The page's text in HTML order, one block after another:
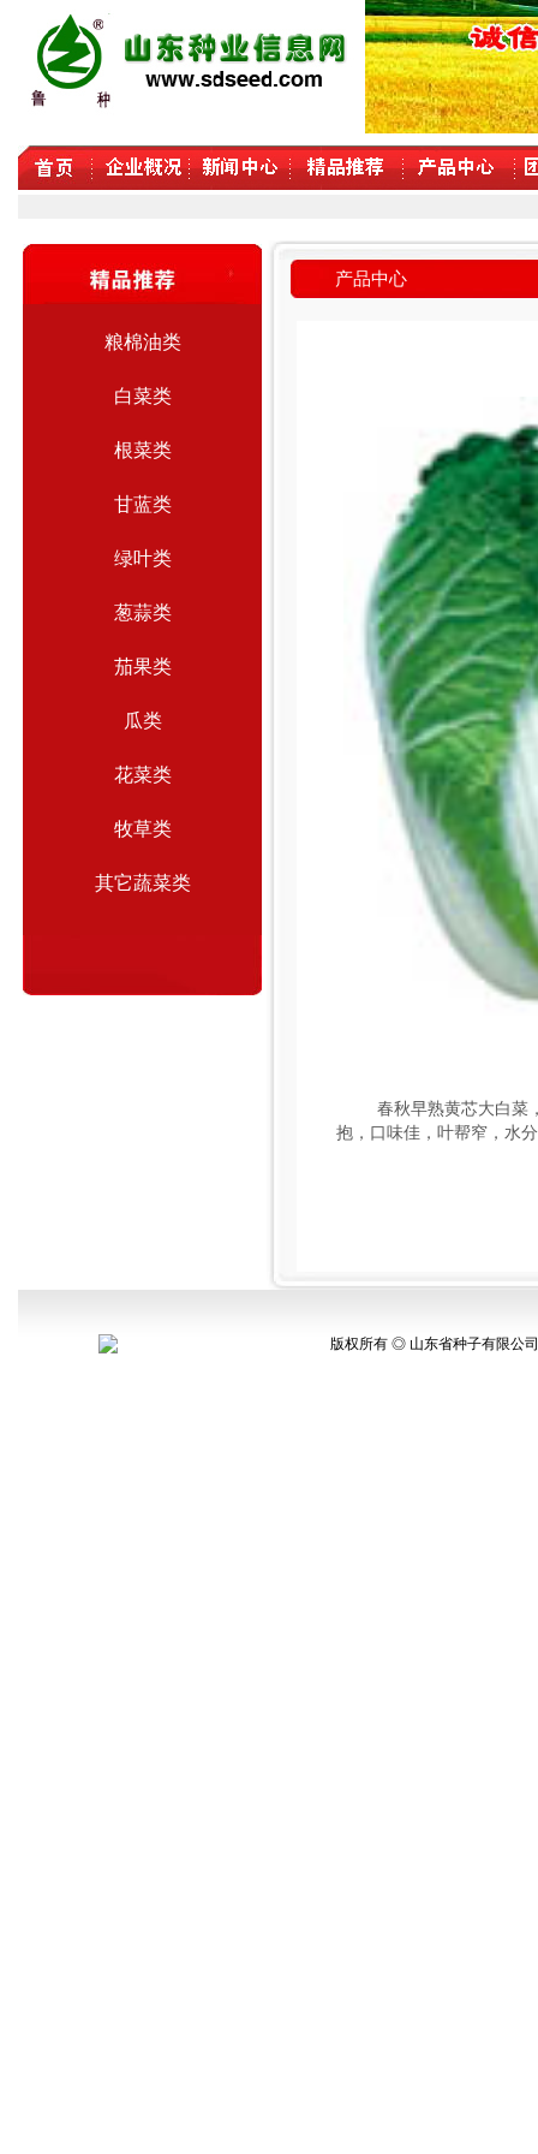
粮棉油类
白菜类
根菜类
甘蓝类
绿叶类
葱蒜类
茄果类
瓜类
花菜类
牧草类
其它蔬菜类
产品中心
春秋早熟黄芯大白菜，
抱，口味佳，叶帮窄，水
版权所有 ◎ 山东省种子有限公